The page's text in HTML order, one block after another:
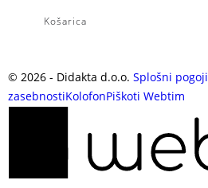
Košarica
© 2026 - Didakta d.o.o. Splošni
zasebnostiKolofonPiškoti Webtim